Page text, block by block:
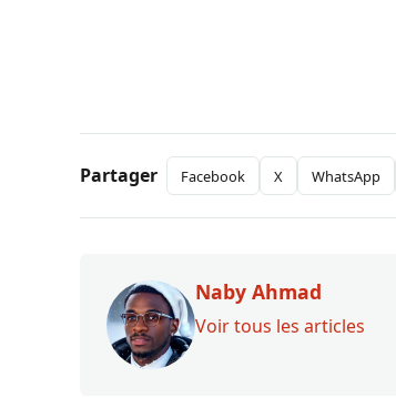
Partager Facebook X WhatsApp
Naby Ahmad
Voir tous les articles